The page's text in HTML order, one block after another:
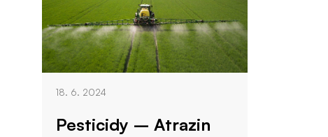
18. 6. 2024
Pesticidy – Atrazin